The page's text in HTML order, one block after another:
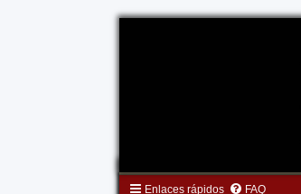
Enlaces rápidos FAQ